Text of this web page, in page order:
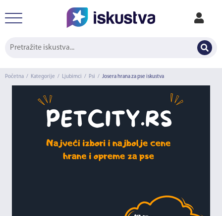
Početna / Kategorije / Ljubimci / Psi / Josera hrana za pse iskustva